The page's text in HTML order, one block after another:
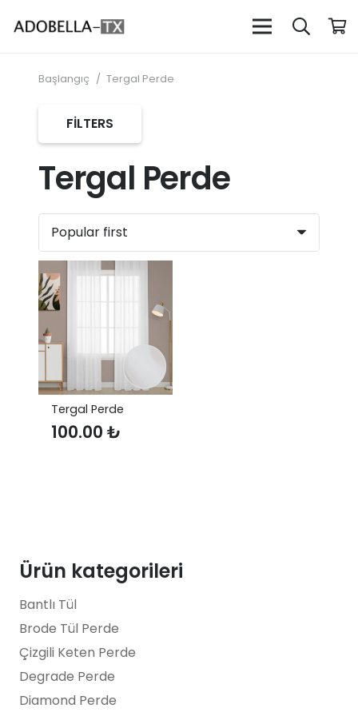
Başlangıç / Tergal Perde
Tergal Perde
Tergal Perde
100.00 ₺
FILTERS
Ürün kategorileri
Bantlı Tül
Brode Tül Perde
Çizgili Keten Perde
Degrade Perde
Diamond Perde